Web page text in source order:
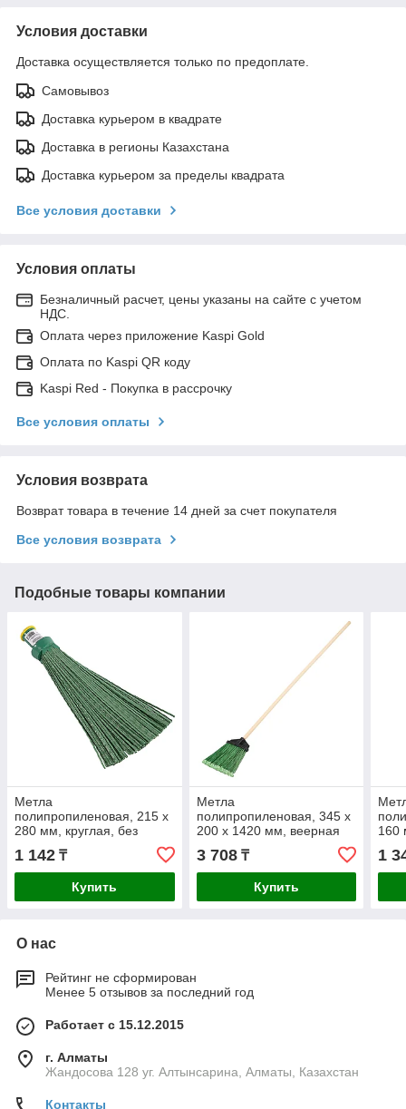
Условия доставки
Доставка осуществляется только по предоплате.
Самовывоз
Доставка курьером в квадрате
Доставка в регионы Казахстана
Доставка курьером за пределы квадрата
Все условия доставки
Условия оплаты
Безналичный расчет, цены указаны на сайте с учетом
НДС.
Оплата через приложение Kaspi Gold
Оплата по Kaspi QR коду
Kaspi Red - Покупка в рассрочку
Все условия оплаты
Условия возврата
Возврат товара в течение 14 дней за счет покупателя
Все условия возврата
Подобные товары компании
Метла
полипропиленовая, 215 х
280 мм, круглая, без
черенка, Сибртех
1 142 ₸
Купить
Метла
полипропиленовая, 345 х
200 х 1420 мм, веерная
распушенная,
деревянный черенок,
Сибртех
3 708₸
Купить
160
1
О нас
Рейтинг не сформирован
Менее 5 отзывов за последний год
Работает с 15.12.2015
г. Алматы
Жандосова 128 уг. Алтынсарина, Алматы, Казахстан
Контакты